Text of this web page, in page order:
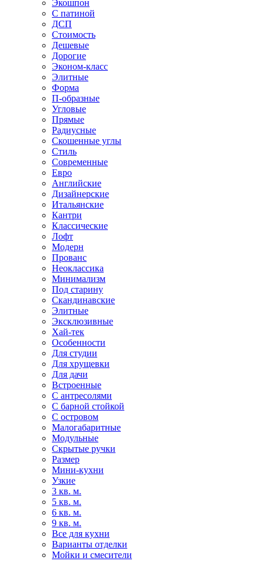
Экошпон
С патиной
ДСП
Стоимость
Дешевые
Дорогие
Эконом-класс
Элитные
Форма
П-образные
Угловые
Прямые
Радиусные
Скошенные углы
Стиль
Современные
Евро
Английские
Дизайнерские
Итальянские
Кантри
Классические
Лофт
Модерн
Прованс
Неоклассика
Минимализм
Под старину
Скандинавские
Элитные
Эксклюзивные
Хай-тек
Особенности
Для студии
Для хрущевки
Для дачи
Встроенные
С антресолями
С барной стойкой
С островом
Малогабаритные
Модульные
Скрытые ручки
Размер
Мини-кухни
Узкие
3 кв. м.
5 кв. м.
6 кв. м.
9 кв. м.
Все для кухни
Варианты отделки
Мойки и смесители